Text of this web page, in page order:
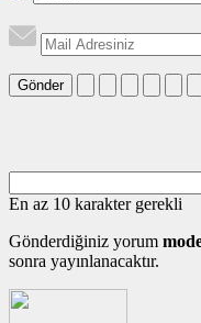
Gönder
En az 10 karakter gerekli
Gönderdiğiniz yorum
sonra yayınlanacaktır.